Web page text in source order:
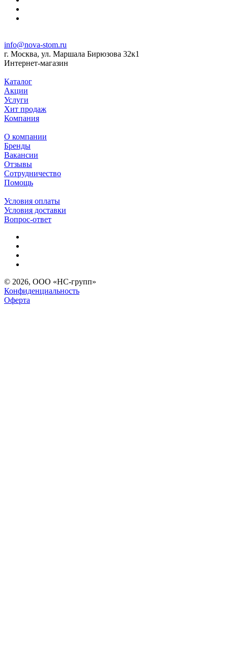
info@nova-stom.ru
г. Москва, ул. Маршала Бирюзова 32к1
Интернет-магазин
Каталог
Акции
Услуги
Хит продаж
Компания
О компании
Бренды
Вакансии
Отзывы
Сотрудничество
Помощь
Условия оплаты
Условия доставки
Вопрос-ответ
© 2026, ООО «НС-групп»
Конфиденциальность
Оферта